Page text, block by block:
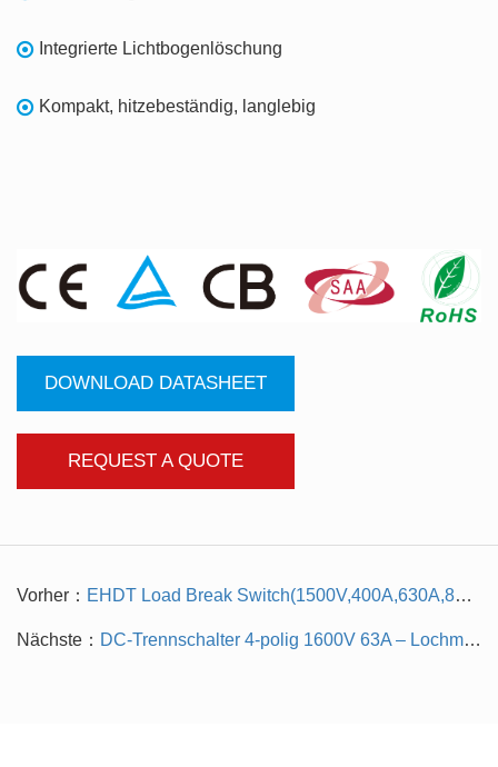
Integrierte Lichtbogenlöschung
Kompakt, hitzebeständig, langlebig
DOWNLOAD DATASHEET
REQUEST A QUOTE
Vorher： EHDT Load Break Switch(1500V,400A,630A,800A 4P)
Nächste： DC-Trennschalter 4-polig 1600V 63A – Lochmontage